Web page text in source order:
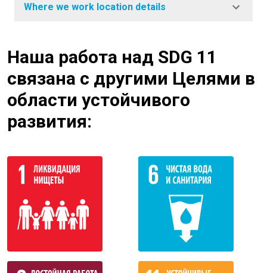
Where we work location details
Наша работа над SDG 11
связана с другими Целями в
области устойчивого
развития: